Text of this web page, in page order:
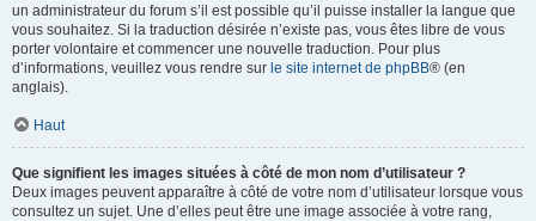
un administrateur du forum s’il est possible qu’il puisse installer la langue que
vous souhaitez. Si la traduction désirée n’existe pas, vous êtes libre de vous
porter volontaire et commencer une nouvelle traduction. Pour plus
d’informations, veuillez vous rendre sur le site internet de phpBB® (en
anglais).
Haut
Que signifient les images situées à côté de mon nom d’utilisateur ?
Deux images peuvent apparaître à côté de votre nom d’utilisateur lorsque vous
consultez un sujet. Une d’elles peut être une image associée à votre rang,